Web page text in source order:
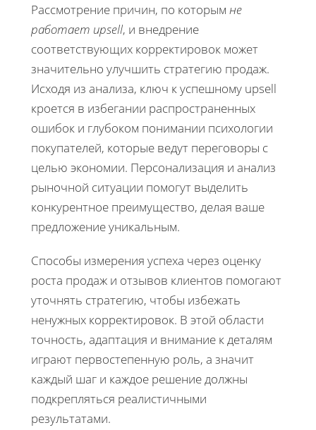
Рассмотрение причин, по которым не
работает upsell, и внедрение
соответствующих корректировок может
значительно улучшить стратегию продаж.
Исходя из анализа, ключ к успешному upsell
кроется в избегании распространенных
ошибок и глубоком понимании психологии
покупателей, которые ведут переговоры с
целью экономии. Персонализация и анализ
рыночной ситуации помогут выделить
конкурентное преимущество, делая ваше
предложение уникальным.
Способы измерения успеха через оценку
роста продаж и отзывов клиентов помогают
уточнять стратегию, чтобы избежать
ненужных корректировок. В этой области
точность, адаптация и внимание к деталям
играют первостепенную роль, а значит
каждый шаг и каждое решение должны
подкрепляться реалистичными
результатами.